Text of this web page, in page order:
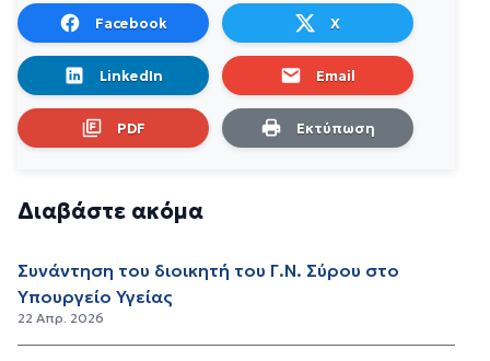
Facebook X
LinkedIn Email
PDF Εκτύπωση
Διαβάστε ακόμα
Συνάντηση του διοικητή του Γ.Ν. Σύρου στο
Υπουργείο Υγείας
22 Απρ. 2026